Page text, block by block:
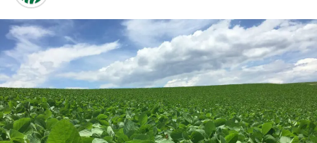
Já o milho apresentou estabilidade. O preço médio
disponível ficou em R$ 47,23 por saca, praticamente no
mesmo patamar observado há um ano. Em
contrapartida, os contratos futuros recuaram 6,71% na
comparação anual, pressionados pelas perspectivas de
uma oferta global elevada e pela menor antecipação de
compras por parte da demanda.